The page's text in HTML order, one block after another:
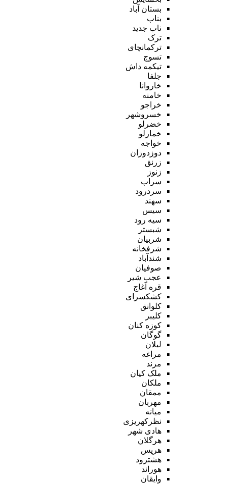
بستان آباد
بناب
ناب جدید
ترک
ترکمانچای
تسوج
تیکمه داش
جلفا
خاروانا
خامنه
خراجو
خسروشهر
خضرلو
خمارلو
خواجه
دوزدوزان
زرنق
زنوز
سراب
سردرود
سهند
سیس
سیه رود
شبستر
شربیان
شرفخانه
شندآباد
صوفیان
عجب شیر
قره آغاج
کشکسرای
کلوانق
کلیبر
کوزه کنان
گوگان
لیلان
مراغه
مرند
ملک کیان
ملکان
ممقان
مهربان
میانه
نظرکهریزی
هادی شهر
هرگلان
هریس
هشترود
هوراند
وایقان